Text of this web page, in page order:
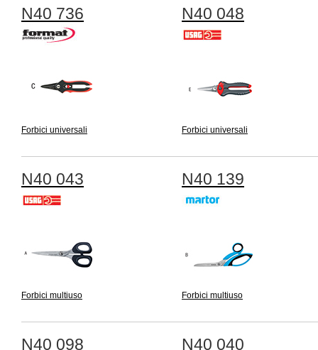
N40 736
Forbici universali
N40 048
Forbici universali
N40 043
Forbici multiuso
N40 139
Forbici multiuso
N40 098 N40 040